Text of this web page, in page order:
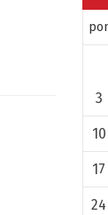
3
10
17
24